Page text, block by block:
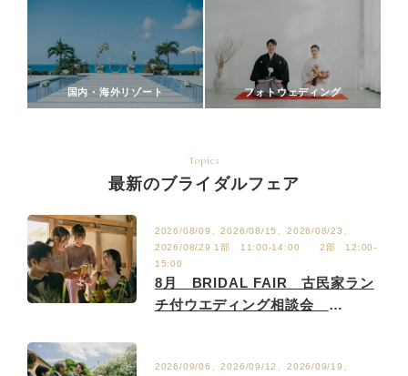
国内・海外リゾート フォトウェディング
Topics
最新のブライダルフェア
2026/08/09、2026/08/15、2026/08/23、
2026/08/29 1部 11:00-14:00 2部 12:00-
15:00
8月 BRIDAL FAIR 古民家ラン
チ付ウエディング相談会
2026/09/06、2026/09/12、2026/09/19、